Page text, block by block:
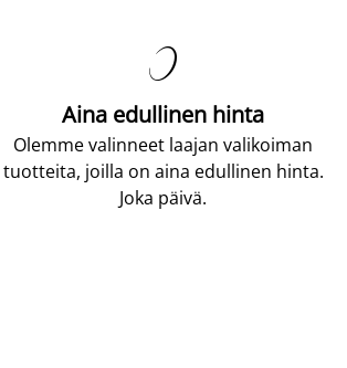

Aina edullinen hinta
Olemme valinneet laajan valikoiman
tuotteita, joilla on aina edullinen hinta.
Joka päivä.